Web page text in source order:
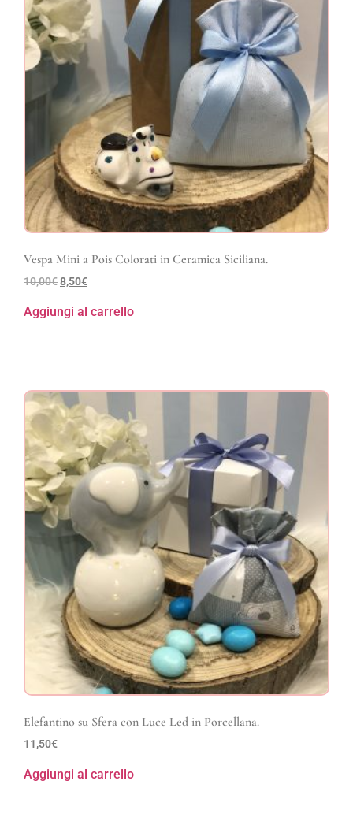
Vespa Mini a Pois Colorati in Ceramica Siciliana.
10,00€8,50€
Aggiungi al carrello
Elefantino su Sfera con Luce Led in Porcellana.
11,50€
Aggiungi al carrello